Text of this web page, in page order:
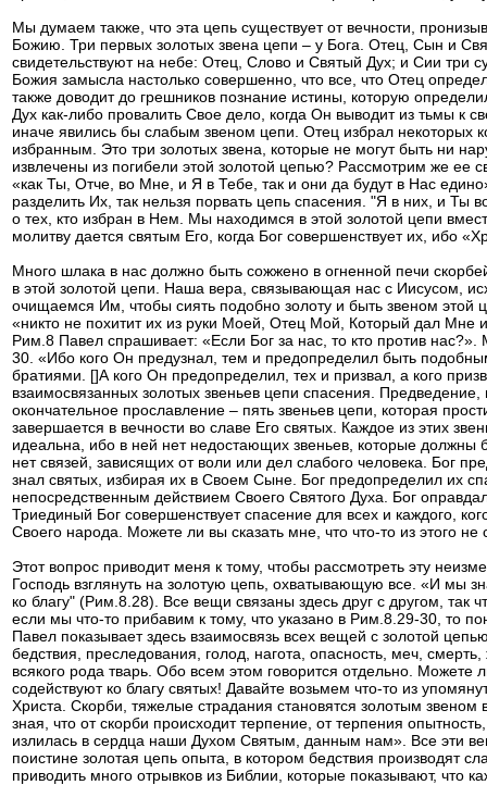
Мы думаем также, что эта цепь существует от вечности,
Божию. Три первых золотых звена цепи – у Бога. Отец, Сын и
свидетельствуют на небе: Отец, Слово и Святый Дух; и Сии три
Божия замысла настолько совершенно, что все, что Отец
также доводит до грешников познание истины, которую
Дух как-либо провалить Свое дело, когда Он выводит из тьмы к
иначе явились бы слабым звеном цепи. Отец избрал
избранным. Это три золотых звена, которые не могут быть ни
извлечены из погибели этой золотой цепью? Рассмотрим же
«как Ты, Отче, во Мне, и Я в Тебе, так и они да будут в Нас
разделить Их, так нельзя порвать цепь спасения. "Я в них, и
о тех, кто избран в Нем. Мы находимся в этой золотой цепи
молитву дается святым Его, когда Бог совершенствует их, ибо
Много шлака в нас должно быть сожжено в огненной печи
в этой золотой цепи. Наша вера, связывающая нас с Иисусом,
очищаемся Им, чтобы сиять подобно золоту и быть звеном этой
«никто не похитит их из руки Моей, Отец Мой, Который дал Мне
Рим.8 Павел спрашивает: «Если Бог за нас, то кто против
30. «Ибо кого Он предузнал, тем и предопределил быть
братиями. []А кого Он предопределил, тех и призвал, а кого
взаимосвязанных золотых звеньев цепи спасения.
окончательное прославление – пять звеньев цепи, которая
завершается в вечности во славе Его святых. Каждое из этих
идеальна, ибо в ней нет недостающих звеньев, которые должны
нет связей, зависящих от воли или дел слабого человека. Бог
знал святых, избирая их в Своем Сыне. Бог предопределил их
непосредственным действием Своего Святого Духа. Бог
Триединый Бог совершенствует спасение для всех и каждого,
Своего народа. Можете ли вы сказать мне, что что-то из этого
Этот вопрос приводит меня к тому, чтобы рассмотреть эту
Господь взглянуть на золотую цепь, охватывающую все. «И мы
ко благу" (Рим.8.28). Все вещи связаны здесь друг с другом, так
если мы что-то прибавим к тому, что указано в Рим.8.29-30, то
Павел показывает здесь взаимосвязь всех вещей с золотой
бедствия, преследования, голод, нагота, опасность, меч,
всякого рода тварь. Обо всем этом говорится отдельно.
содействуют ко благу святых! Давайте возьмем что-то из
Христа. Скорби, тяжелые страдания становятся золотым
зная, что от скорби происходит терпение, от терпения
излилась в сердца наши Духом Святым, данным нам». Все эти
поистине золотая цепь опыта, в котором бедствия производят
приводить много отрывков из Библии, которые показывают, что